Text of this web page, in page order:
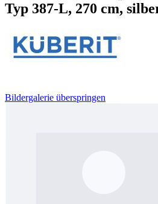
Typ 387-L, 270 cm,
Bildergalerie überspringen